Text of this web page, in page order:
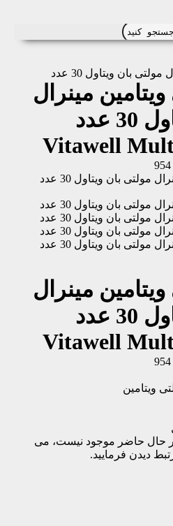
بان ویتاول 30 عدد
مینرال
عدد
Vitawell
954
مینرال
عدد
Vitawell
954
ویتامین
در حال حاضر موجود نیست، می
دیدن فرمایید.